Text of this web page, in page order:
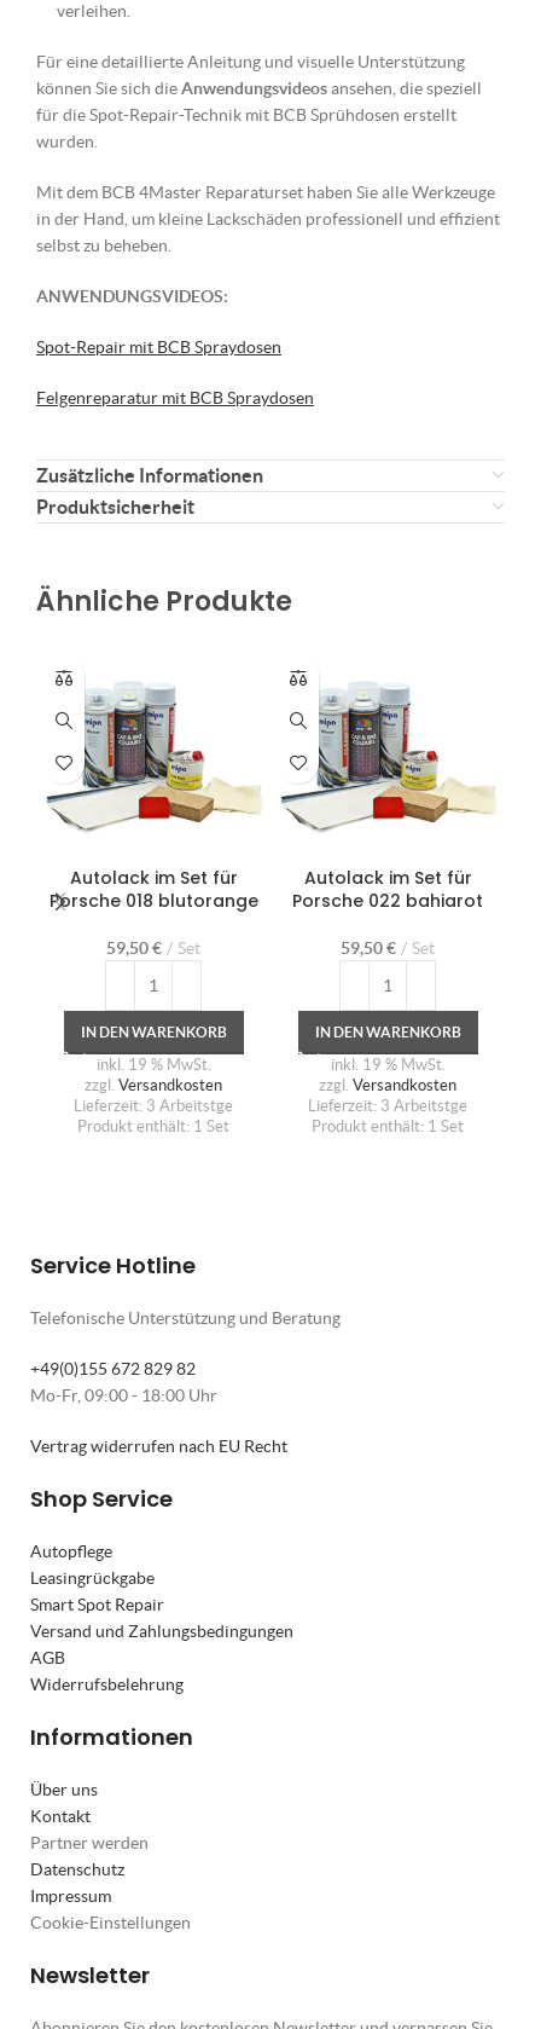
verleihen.
Für eine detaillierte Anleitung und visuelle Unterstützung
können Sie sich dieAnwendungsvideosansehen, die speziell
für die Spot-Repair-Technik mit BCB Sprühdosen erstellt
wurden.
Mit dem BCB 4Master Reparaturset haben Sie alle Werkzeuge
in der Hand, um kleine Lackschäden professionell und effizient
selbst zu beheben.
ANWENDUNGSVIDEOS:
Spot-Repair mit BCB Spraydosen
Felgenreparatur mit BCB Spraydosen
Zusätzliche Informationen
Produktsicherheit
Ähnliche Produkte
Autolack im Set für
Porsche 018 blutorange
59,50€ Set
IN DEN WARENKORB
inkl. 19 % MwSt.
zzgl. Versandkosten
Lieferzeit: 3 Arbeitstge
Produkt enthält: 1 Set
Autolack im Set für
Porsche 022 bahiarot
59,50€ Set
IN DEN WARENKORB
inkl. 19 % MwSt.
zzgl. Versandkosten
Lieferzeit: 3 Arbeitstge
Produkt enthält: 1 Set
Service Hotline
Telefonische Unterstützung und Beratung
+49(0)155 672 829 82
Mo-Fr, 09:00 - 18:00 Uhr
Vertrag widerrufen nach EU Recht
Shop Service
Autopflege
Leasingrückgabe
Smart Spot Repair
Versand und Zahlungsbedingungen
AGB
Widerrufsbelehrung
Informationen
Über uns
Kontakt
Partner werden
Datenschutz
Impressum
Cookie-Einstellungen
Newsletter